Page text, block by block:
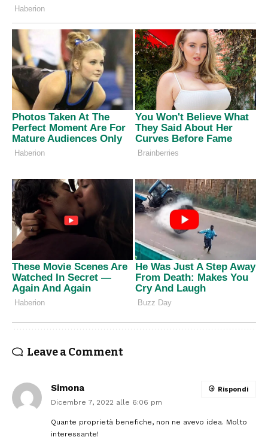
Leave a Comment
Simona
Dicembre 7, 2022 alle 6:06 pm
Quante proprietà benefiche, non ne avevo idea. Molto
interessante!
Rispondi